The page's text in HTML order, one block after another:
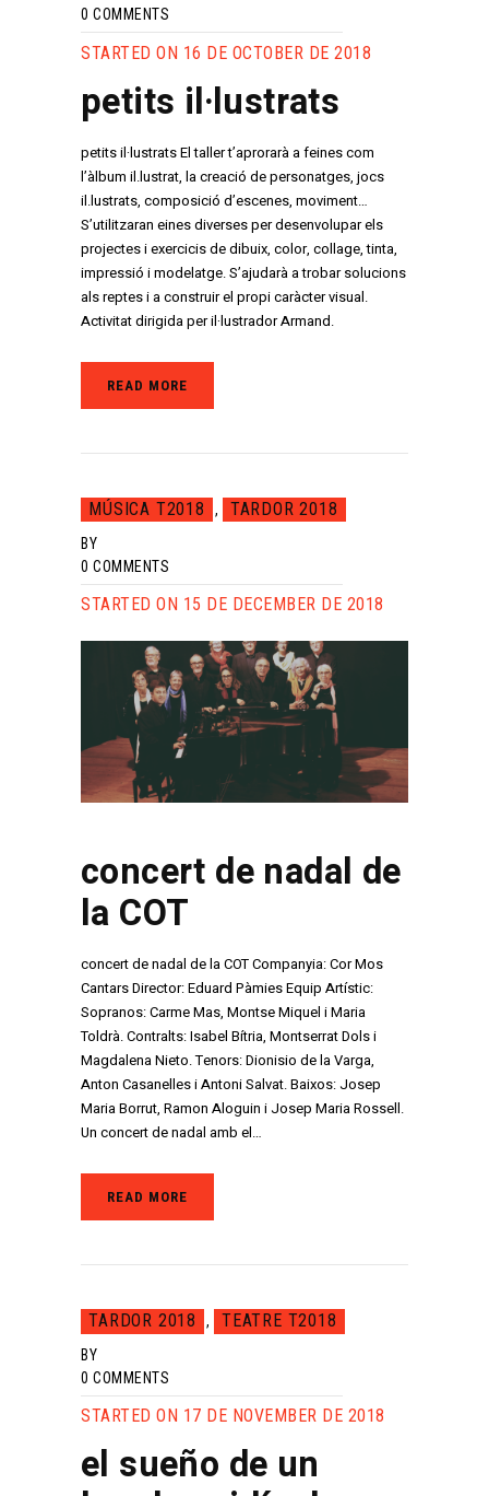
0 COMMENTS
STARTED ON 16 DE OCTOBER DE 2018
petits il·lustrats
petits il·lustrats El taller t’aprorarà a feines com
l’àlbum il.lustrat, la creació de personatges, jocs
il.lustrats, composició d’escenes, moviment…
S’utilitzaran eines diverses per desenvolupar els
projectes i exercicis de dibuix, color, collage, tinta,
impressió i modelatge. S’ajudarà a trobar solucions
als reptes i a construir el propi caràcter visual.
Activitat dirigida per il·lustrador Armand.
READ MORE
MÚSICA T2018 , TARDOR 2018
BY
0 COMMENTS
STARTED ON 15 DE DECEMBER DE 2018
concert de nadal de
la COT
concert de nadal de la COT Companyia: Cor Mos
Cantars Director: Eduard Pàmies Equip Artístic:
Sopranos: Carme Mas, Montse Miquel i Maria
Toldrà. Contralts: Isabel Bítria, Montserrat Dols i
Magdalena Nieto. Tenors: Dionisio de la Varga,
Anton Casanelles i Antoni Salvat. Baixos: Josep
Maria Borrut, Ramon Aloguin i Josep Maria Rossell.
Un concert de nadal amb el…
READ MORE
TARDOR 2018 , TEATRE T2018
BY
0 COMMENTS
STARTED ON 17 DE NOVEMBER DE 2018
el sueño de un